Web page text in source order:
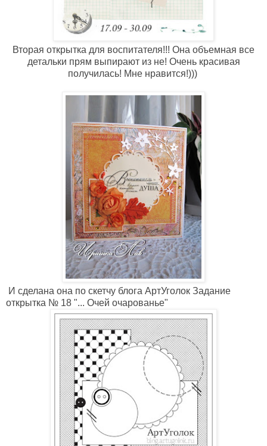
Вторая открытка для воспитателя!!! Она объемная все
детальки прям выпирают из не! Очень красивая
получилась! Мне нравится!)))
И сделана она по скетчу блога АртУголок Задание
открытка № 18 "... Очей очарованье"